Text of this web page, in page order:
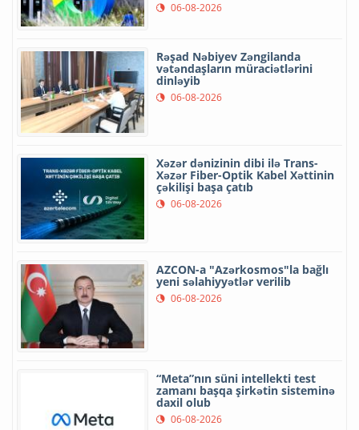
06-08-2026
Rəşad Nəbiyev Zəngilanda
vətəndaşların müraciətlərini
dinləyib
06-08-2026
Xəzər dənizinin dibi ilə Trans-
Xəzər Fiber-Optik Kabel Xəttinin
çəkilişi başa çatıb
06-08-2026
AZCON-a "Azərkosmos"la bağlı
yeni səlahiyyətlər verilib
06-08-2026
“Meta”nın süni intellekti test
zamanı başqa şirkətin sisteminə
daxil olub
06-08-2026